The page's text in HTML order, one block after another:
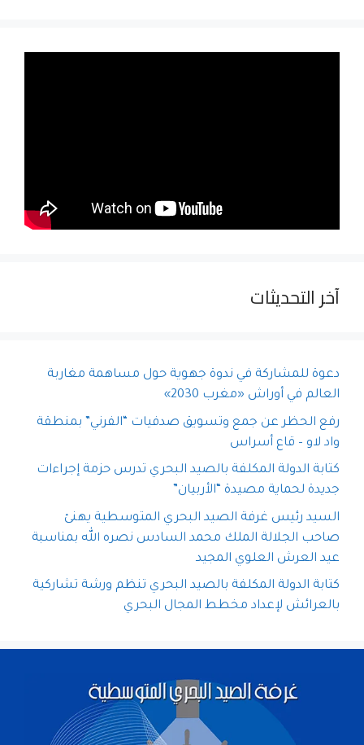
آخر التحديثات
دعوة للمشاركة في ندوة جهوية حول مساهمة مغاربة
العالم في أوراش «مغرب 2030»
رفع الحظر عن جمع وتسويق صدفيات “الفرني” بمنطقة
واد لاو – قاع أسراس
كتابة الدولة المكلفة بالصيد البحري تدرس حزمة إجراءات
جديدة لحماية مصيدة “الأربيان”
السيد رئيس غرفة الصيد البحري المتوسطية يهنئ
صاحب الجلالة الملك محمد السادس نصره الله بمناسبة
عيد العرش العلوي المجيد
كتابة الدولة المكلفة بالصيد البحري تنظم ورشة تشاركية
بالعرائش لإعداد مخطط المجال البحري